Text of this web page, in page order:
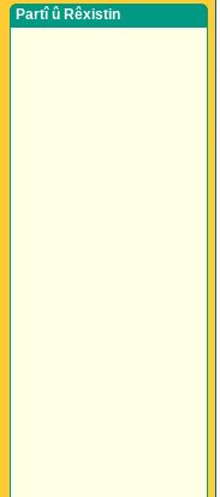
Partî û Rêxistin